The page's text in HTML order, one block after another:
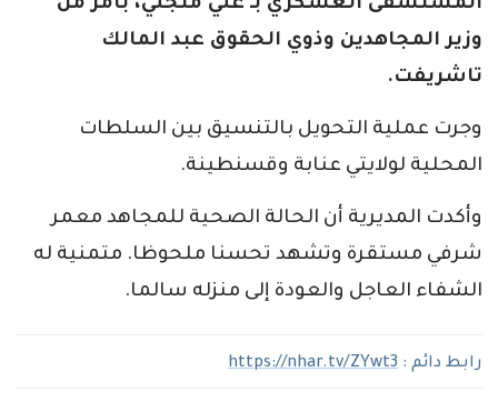
المستشفى العسكري بـ علي منجلي، بأمر من
وزير المجاهدين وذوي الحقوق عبد المالك
تاشريفت.
وجرت عملية التحويل بالتنسيق بين السلطات
المحلية لولايتي عنابة وقسنطينة.
وأكدت المديرية أن الحالة الصحية للمجاهد معمر
شرفي مستقرة وتشهد تحسنا ملحوظا. متمنية له
الشفاء العاجل والعودة إلى منزله سالما.
رابط دائم : https://nhar.tv/ZYwt3